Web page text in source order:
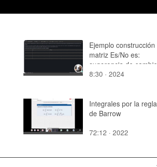
Ejemplo construcción
matriz Es/No es:
sugerencia de cambio
de fecha
8:30 · 2024
Integrales por la regla
de Barrow
72:12 · 2022